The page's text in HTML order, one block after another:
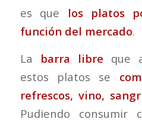
es que los platos
función del mercado.
La barra libre que
estos platos se
refrescos, vino,
Pudiendo consumir